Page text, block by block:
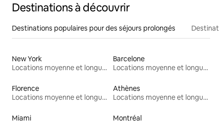
Destinations à découvrir
Destinations populaires pour des séjours prolongés
New York
Locations moyenne et longue durée
Barcelone
Locations moyenne et longue durée
Florence
Locations moyenne et longue durée
Athènes
Locations moyenne et longue durée
Miami Montréal